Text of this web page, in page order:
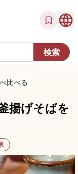
比べる
揚げそばを